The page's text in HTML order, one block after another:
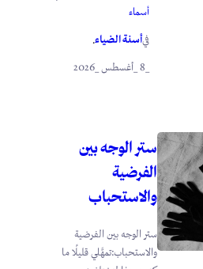
أسماء
فيأسنة الضياء.
ستر الوجه بين
الفرضية
والاستحباب
ستر الوجه بين الفرضية
والاستحباب:تمهَّلي قليلًا ما